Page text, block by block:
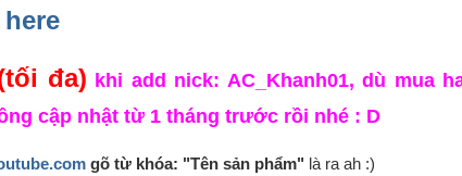
đa) khi add nick: AC_Khanh01, dù mua
cập nhật từ 1 tháng trước rồi nhé : D
gõ từ khóa: "Tên sản phẩm" là ra ah :)